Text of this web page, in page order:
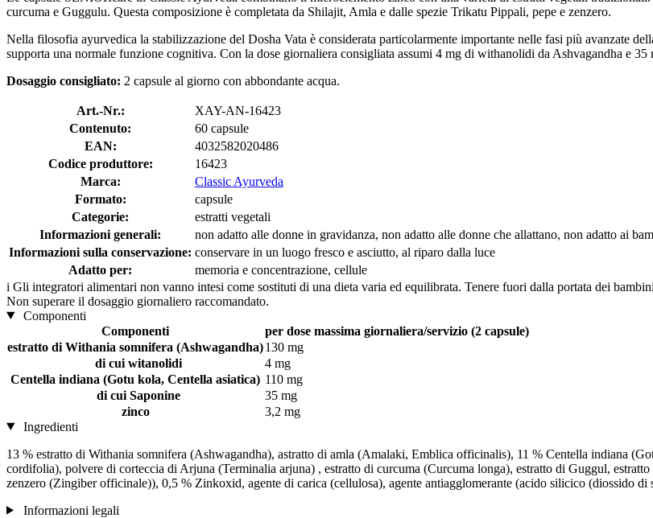
curcuma e Guggulu. Questa composizione è completata da Shilajit, Amla e dalle spezie Trikatu Pippali, pepe e zenzero.
Nella filosofia ayurvedica la stabilizzazione del Dosha Vata è considerata particolarmente importante nelle fasi più avanzate
supporta una normale funzione cognitiva. Con la dose giornaliera consigliata assumi 4 mg di withanolidi da Ashvagandha e
Dosaggio consigliato: 2 capsule al giorno con abbondante acqua.
Art.-Nr.:
XAY-AN-16423
Contenuto:
60 capsule
EAN:
4032582020486
Codice produttore:
16423
Marca:
Classic Ayurveda
Formato:
capsule
Categorie:
estratti vegetali
Informazioni generali:
non adatto alle donne in gravidanza, non adatto alle donne che allattano, non adatto ai
Informazioni sulla conservazione: conservare in un luogo fresco e asciutto, al riparo dalla luce
Adatto per:
memoria e concentrazione, cellule
i Gli integratori alimentari non vanno intesi come sostituti di una dieta varia ed equilibrata. Tenere fuori dalla portata dei
Non superare il dosaggio giornaliero raccomandato.
Componenti
Componenti
per dose massima giornaliera/servizio (2 capsule)
estratto di Withania somnifera (Ashwagandha)130 mg
di cui witanolidi
4 mg
Centella indiana (Gotu kola, Centella asiatica) 110 mg
di cui Saponine
35 mg
zinco
3,2 mg
Ingredienti
13 % estratto di Withania somnifera (Ashwagandha), astratto di amla (Amalaki, Emblica officinalis), 11 % Centella indiana
cordifolia), polvere di corteccia di Arjuna (Terminalia arjuna) , estratto di curcuma (Curcuma longa), estratto di Guggul,
zenzero (Zingiber officinale)), 0,5 % Zinkoxid, agente di carica (cellulosa), agente antiagglomerante (acido silicico (diossido
Informazioni legali